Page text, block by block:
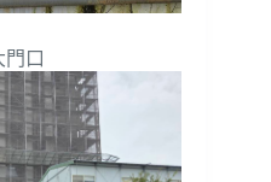
門口